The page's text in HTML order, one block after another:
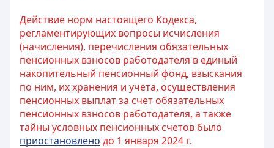
Действие норм настоящего Кодекса,
регламентирующих вопросы исчисления
(начисления), перечисления обязательных
пенсионных взносов работодателя в единый
накопительный пенсионный фонд, взыскания
по ним, их хранения и учета, осуществления
пенсионных выплат за счет обязательных
пенсионных взносов работодателя, а также
тайны условных пенсионных счетов было
приостановлено до 1 января 2024 г.